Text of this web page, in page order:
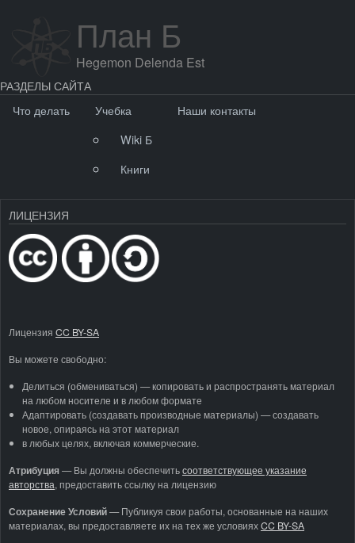
План Б
Hegemon Delenda Est
РАЗДЕЛЫ САЙТА
Что делать
Учебка
Wiki Б
Книги
Наши контакты
ЛИЦЕНЗИЯ
Лицензия CC BY-SA
Вы можете свободно:
Делиться (обмениваться) — копировать и распространять материал
на любом носителе и в любом формате
Адаптировать (создавать производные материалы) — создавать
новое, опираясь на этот материал
в любых целях, включая коммерческие.
Атрибуция—Вы должны обеспечитьсоответствующее указание
авторства, предоставить ссылку на лицензию
Сохранение Условий— Публикуя свои работы, основанные на наших
материалах, вы предоставляете их на тех же условияхCC BY-SA